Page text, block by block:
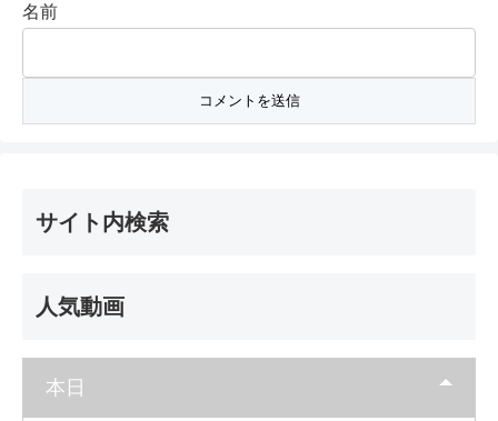
名前
サイト内検索
人気動画
本日